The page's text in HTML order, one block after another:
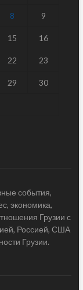
8 9
15 16
22 23
29 30
события,
экономика,
Грузии с
Россией, США
Грузии.